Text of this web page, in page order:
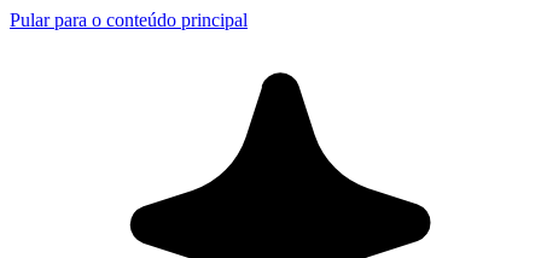
Pular para o conteúdo principal